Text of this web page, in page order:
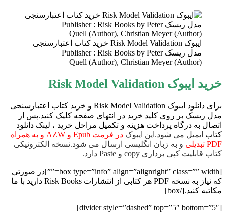
ایبوک Risk Model Validation خرید کتاب اعتبارسنجی
مدل ریسک Publisher : Risk Books by Peter
Quell (Author), Christian Meyer (Author)
خرید ایبوک Risk Model Validation
برای دانلود ایبوک Risk Model Validation و خرید کتاب اعتبارسنجی
مدل ریسک بر روی کلید خرید در انتهای صفحه کلیک کنید.پس از
اتصال به درگاه پرداخت هزینه و تکمیل مراحل خرید ، لینک دانلود
کتاب ایمیل می شود.این ایبوک
در فرمت Epub و AZW و به همراه
PDF تبدیلی
و به زبان انگلیسی ارسال می شود.نسخه الکترونیکی
کتاب قابلیت کپی برداری copy و Paste دارد.
[box type=”info” align=”alignright” class=”” width=””]در صورتی
که نیاز به نسخه PDF هر کتابی از انتشارات Risk Books دارید با ما
مکاتبه کنید.[/box]
[divider style=”dashed” top=”5″ bottom=”5″]